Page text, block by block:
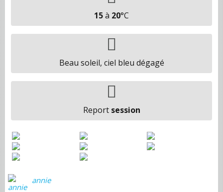
15à 20°C
Beau soleil, ciel bleu dégagé
Report session
annie